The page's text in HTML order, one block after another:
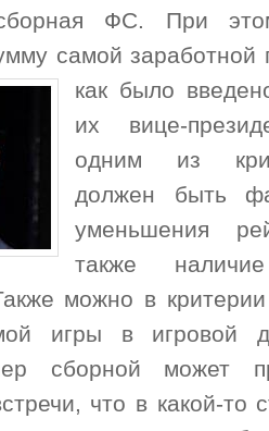
ФС. При
самой заработной
как было
их вице-
одним из
должен быть
уменьшения
также
можно в
игры в игровой
сборной может
что в какой-то